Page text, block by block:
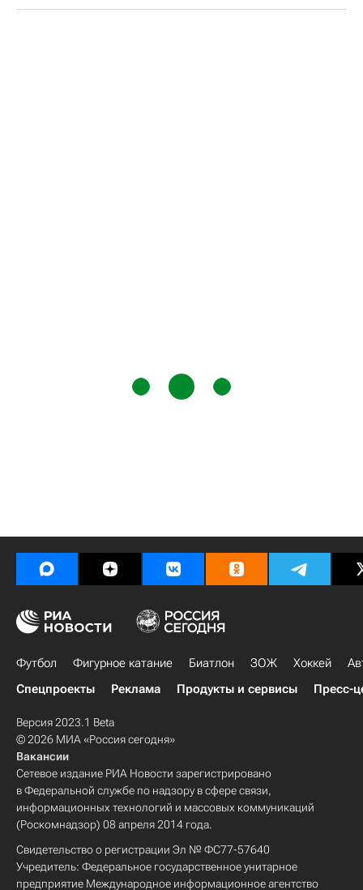
Футбол Фигурное катание Биатлон ЗОЖ Хоккей
Спецпроекты
Реклама Продукты и сервисы Пресс-
Версия 2023.1 Beta
© 2026 МИА «Россия сегодня»
Вакансии
Сетевое издание РИА Новости зарегистрировано
в Федеральной службе по надзору в сфере связи,
информационных технологий и массовых коммуникаций
(Роскомнадзор) 08 апреля 2014 года.
Свидетельство о регистрации Эл № ФС77-57640
Учредитель: Федеральное государственное унитарное
предприятие Международное информационное агентство